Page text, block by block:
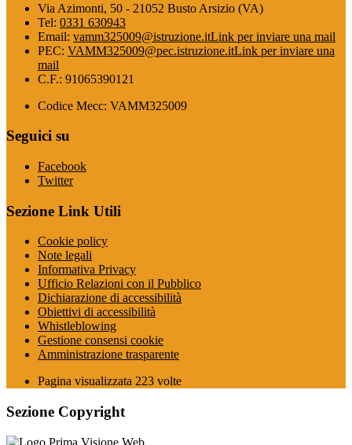
Via Azimonti, 50 - 21052 Busto Arsizio (VA)
Tel: 0331 630943
Email: vamm325009@istruzione.itLink per inviare una mail
PEC: VAMM325009@pec.istruzione.itLink per inviare una
mail
C.F.: 91065390121
Codice Mecc: VAMM325009
Seguici su
Facebook
Twitter
Sezione Link Utili
Cookie policy
Note legali
Informativa Privacy
Ufficio Relazioni con il Pubblico
Dichiarazione di accessibilità
Obiettivi di accessibilità
Whistleblowing
Gestione consensi cookie
Amministrazione trasparente
Pagina visualizzata 223 volte
Sezione Copyright